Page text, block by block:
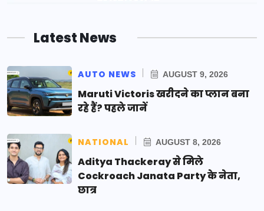
Latest News
AUTO NEWS AUGUST 9, 2026
Maruti Victoris खरीदने का प्लान बना
रहे हैं? पहले जानें
NATIONAL AUGUST 8, 2026
Aditya Thackeray से मिले
Cockroach Janata Party के नेता,
छात्र